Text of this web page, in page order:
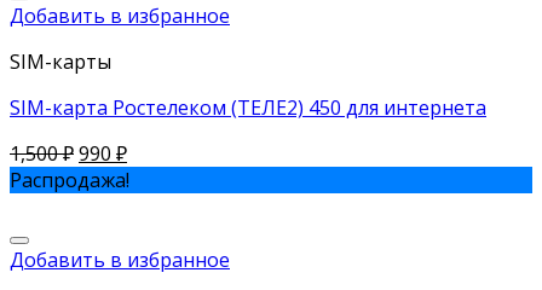
Добавить в избранное
SIM-карты
SIM-карта Ростелеком (ТЕЛЕ2) 450 для интернета
1,500₽990 ₽
Распродажа!
Добавить в избранное